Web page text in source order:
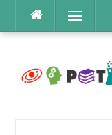
contenu
Menu